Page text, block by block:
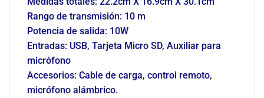
Rango de transmisión: 10 m
Potencia de salida: 10W
Entradas: USB, Tarjeta Micro SD, Auxiliar para
micrófono
Accesorios: Cable de carga, control remoto,
micrófono alámbrico.